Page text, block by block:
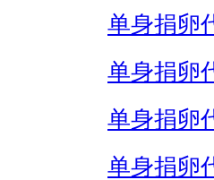
单身捐卵
单身捐卵
单身捐卵
单身捐卵